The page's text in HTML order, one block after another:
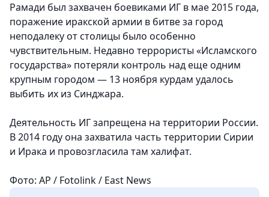
Рамади был захвачен боевиками ИГ в мае 2015 года,
поражение иракской армии в битве за город
неподалеку от столицы было особенно
чувствительным. Недавно террористы «Исламского
государства» потеряли контроль над еще одним
крупным городом — 13 ноября курдам удалось
выбить их из Синджара.
Деятельность ИГ запрещена на территории России.
В 2014 году она захватила часть территории Сирии
и Ирака и провозгласила там халифат.
Фото: AP / Fotolink / East News